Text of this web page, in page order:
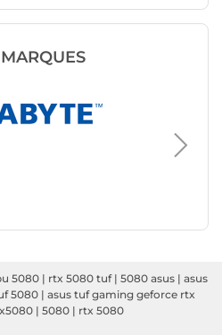
5080 | rtx 5080 tuf| 5080 asus | asus
5080 | asus tuf gaming geforce rtx
| 5080 | rtx 5080